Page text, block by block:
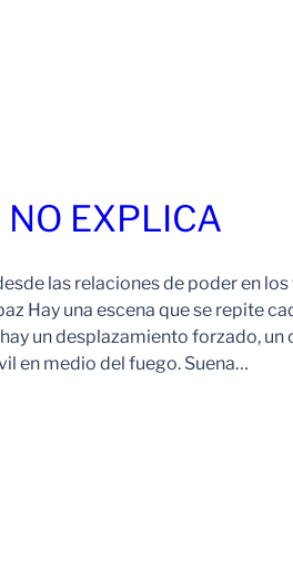
NO EXPLICA
las relaciones de poder en
Hay una escena que se repite
un desplazamiento forzado,
en medio del fuego. Suena…